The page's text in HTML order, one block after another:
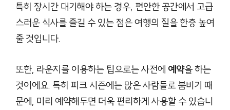
특히 장시간 대기해야 하는 경우, 편안한 공간에서 고급
스러운 식사를 즐길 수 있는 점은 여행의 질을 한층 높여
줄 것입니다.
또한, 라운지를 이용하는 팁으로는 사전에 예약을 하는
것이에요. 특히 피크 시즌에는 많은 사람들로 붐비기 때
문에, 미리 예약해두면 더욱 편리하게 사용할 수 있습니